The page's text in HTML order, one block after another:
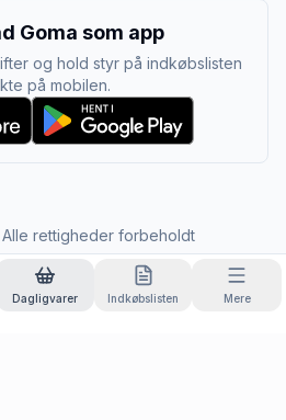
Goma som app
og hold styr på indkøbslisten
på mobilen.
Alle rettigheder forbeholdt
Dagligvarer Indkøbslisten Mere